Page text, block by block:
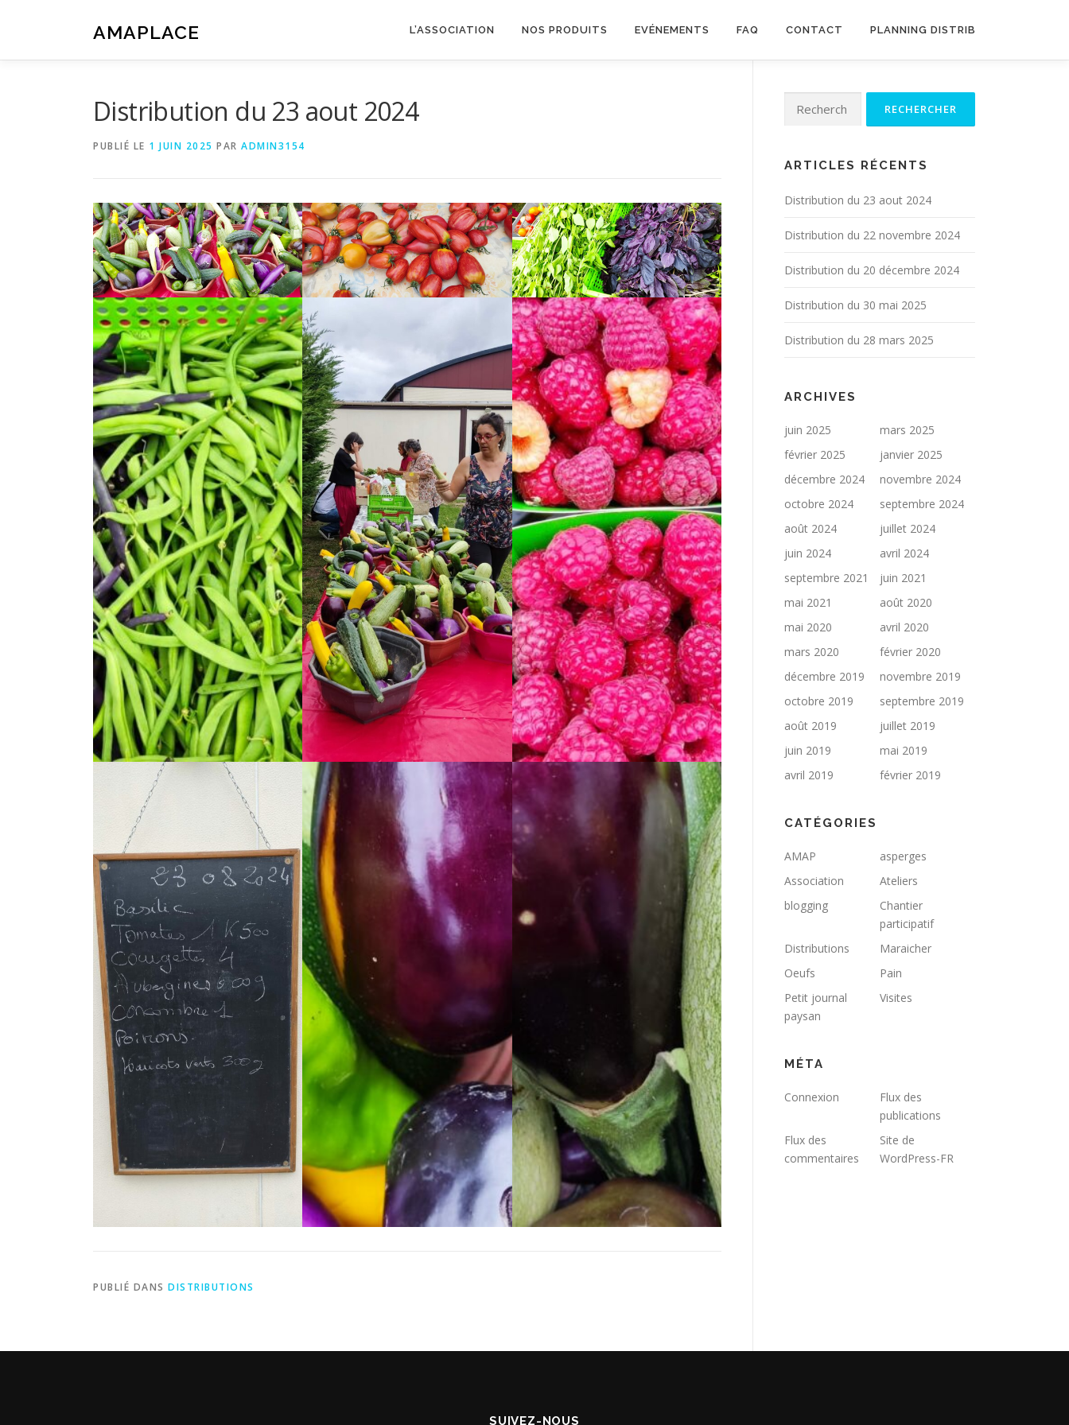
AMAPLACE L’ASSOCIATION NOS PRODUITS EVÉNEMENTS FAQ CONTACT PLANNING DISTRIB
Distribution du 23 aout 2024
PUBLIÉ LE 1 JUIN 2025 PAR ADMIN3154
PUBLIÉ DANS DISTRIBUTIONS
ARTICLES RÉCENTS
Distribution du 23 aout 2024
Distribution du 22 novembre 2024
Distribution du 20 décembre 2024
Distribution du 30 mai 2025
Distribution du 28 mars 2025
ARCHIVES
juin 2025
mars 2025
février 2025
janvier 2025
décembre 2024
novembre 2024
octobre 2024
septembre 2024
août 2024
juillet 2024
juin 2024
avril 2024
septembre 2021
juin 2021
mai 2021
août 2020
mai 2020
avril 2020
mars 2020
février 2020
décembre 2019
novembre 2019
octobre 2019
septembre 2019
août 2019
juillet 2019
juin 2019
mai 2019
avril 2019
février 2019
CATÉGORIES
AMAP
asperges
Association
Ateliers
blogging
Chantier
participatif
Distributions
Maraicher
Oeufs
Pain
Petit journal
paysan
Visites
MÉTA
Connexion
Flux des
publications
Flux des
commentaires
Site de
WordPress-FR
SUIVEZ-NOUS